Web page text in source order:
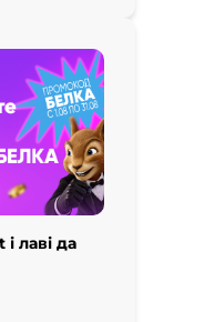
лаві да